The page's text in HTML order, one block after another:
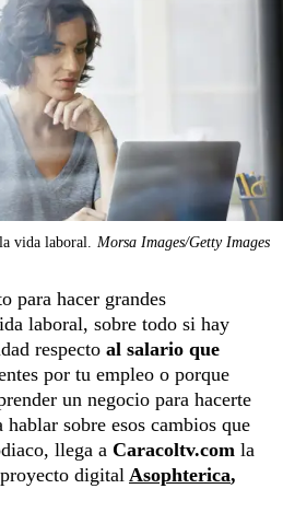
vida laboral. Morsa Images/Getty Images
para hacer grandes
laboral, sobre todo si hay
respecto al salario que
por tu empleo o porque
un negocio para hacerte
sobre esos cambios que
llega a Caracoltv.com la
digital Asophterica,